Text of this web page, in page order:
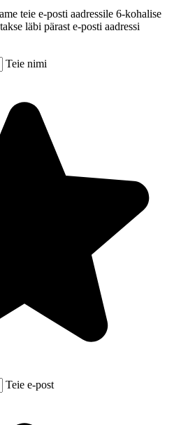
teie e-posti aadressile 6-kohalise
läbi pärast e-posti aadressi
Teie nimi
Teie e-post